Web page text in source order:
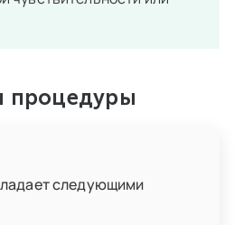
процедуры
следующими